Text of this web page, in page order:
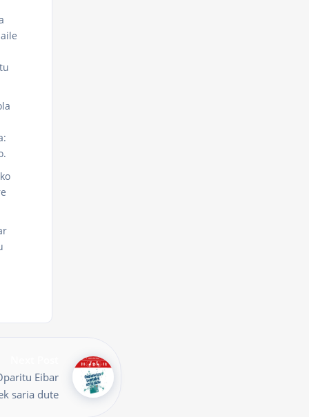
Eibar
saria dute